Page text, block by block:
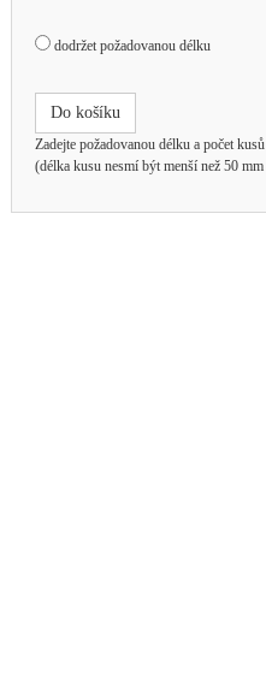
dodržet požadovanou délku
Do košíku
Zadejte požadovanou délku a počet kusů
(délka kusu nesmí být menší než 50